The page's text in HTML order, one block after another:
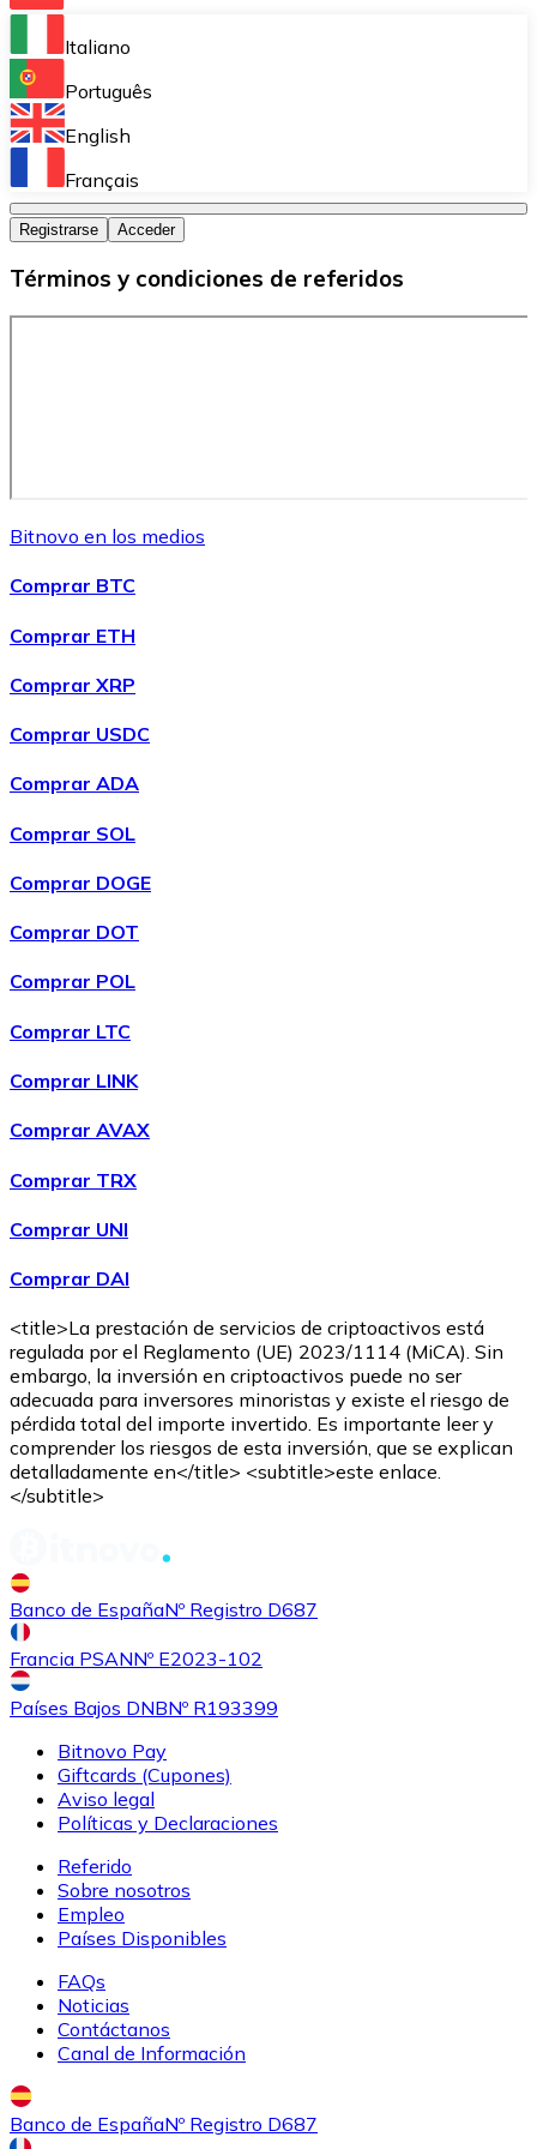
Bitnovo Ramp
Integra nuestra solución en tu plataforma.
Bitnovo Giftcards
Bitnovo OTC
Bitnovo ATM
Listar Token
Añade tu proyecto a nuestro ecosistema.
BTC
USD Coin
USDC
Litecoin
LTC
Italiano
Português
English
Français
Registrarse Acceder
Términos y condiciones de referidos
Bitnovo en los medios
Comprar BTC
Comprar ETH
Comprar XRP
Comprar USDC
Comprar ADA
Comprar SOL
Comprar DOGE
Comprar DOT
Comprar POL
Comprar LTC
Comprar LINK
Comprar AVAX
Comprar TRX
Comprar UNI
Comprar DAI
<title>La prestación de servicios de criptoactivos está
regulada por el Reglamento (UE) 2023/1114 (MiCA). Sin
embargo, la inversión en criptoactivos puede no ser
adecuada para inversores minoristas y existe el riesgo de
pérdida total del importe invertido. Es importante leer y
comprender los riesgos de esta inversión, que se explican
detalladamente en</title> <subtitle>este enlace.
</subtitle>
Banco de EspañaNº Registro D687
Francia PSANNº E2023-102
Países Bajos DNBNº R193399
Bitnovo Pay
Giftcards (Cupones)
Aviso legal
Políticas y Declaraciones
Referido
Sobre nosotros
Empleo
Países Disponibles
FAQs
Noticias
Contáctanos
Canal de Información
Banco de EspañaNº Registro D687